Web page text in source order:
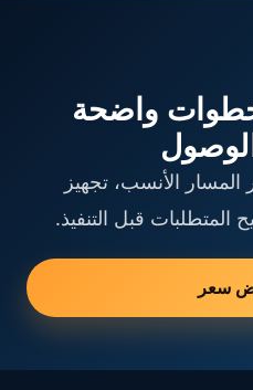
واضحة
الأنسب، تجهيز
المتطلبات قبل التنفيذ.
سعر